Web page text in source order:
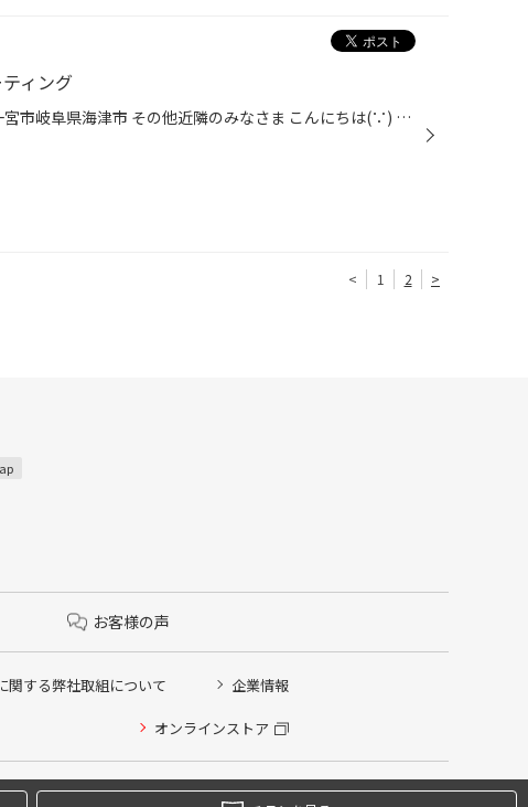
ィング
愛知県 稲沢市津島市あま市一宮市岐阜県海津市 その他近隣のみなさま こんにちは(∵) 愛知県稲沢市福島町西尾張中央道沿い エンジン オイル交換 も出来る お店 【タイヤ館 稲沢】です。 パンク 補償 サービス もございます。 【祝】スマホ決済が導入！ d払い、ペイペイ、Rペイがご利用いただけます。...
< 1 2 >
お客様の声
関する弊社取組について 企業情報
オンラインストア